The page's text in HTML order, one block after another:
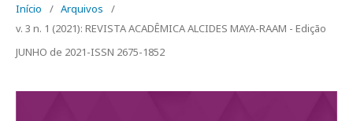
Início / Arquivos
/
v. 3 n. 1 (2021): REVISTA ACADÊMICA ALCIDES MAYA-RAAM - Edição
JUNHO de 2021-ISSN 2675-1852